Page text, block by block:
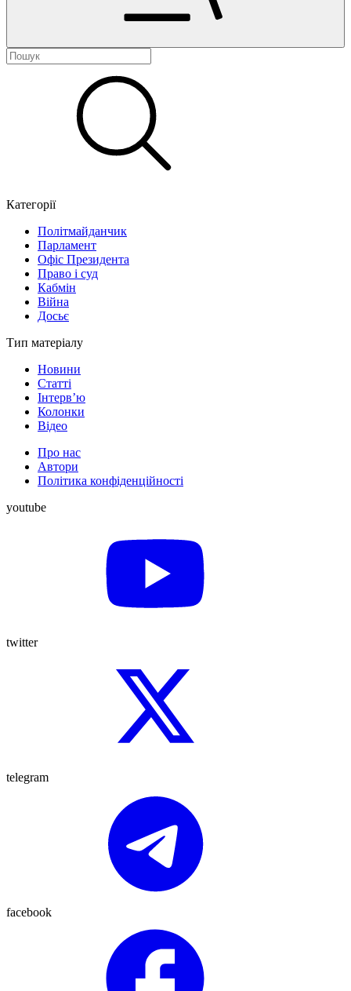
Категорії
Політмайданчик
Парламент
Офіс Президента
Право і суд
Кабмін
Війна
Досьє
Тип матеріалу
Новини
Статті
Інтерв’ю
Колонки
Відео
Про нас
Автори
Політика конфіденційності
youtube
twitter
telegram
facebook